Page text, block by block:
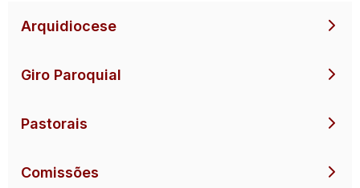
Arquidiocese
Giro Paroquial
Pastorais
Comissões